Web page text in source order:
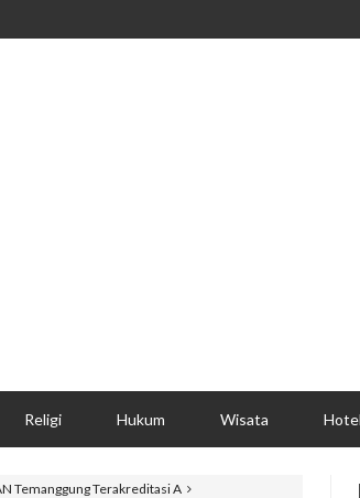
Religi Hukum Wisata Hotel
Temanggung Terakreditasi A